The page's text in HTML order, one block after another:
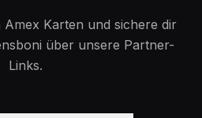
Amex Karten und sichere dir
über unsere Partner-
Links.